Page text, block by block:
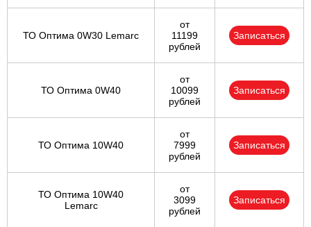
ТО Оптима 0W30 Lemarc
от
11199
рублей
Записаться
ТО Оптима 0W40
от
10099
рублей
Записаться
ТО Оптима 10W40
от
7999
рублей
Записаться
ТО Оптима 10W40
Lemarc
от
3099
рублей
Записаться